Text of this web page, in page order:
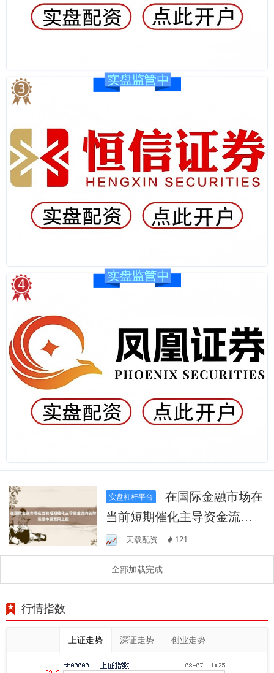
实盘杠杆平台
在国际金融市场在
当前短期催化主导资金流向
的阶段里中股票网上配
天载配资 121
全部加载完成
行情指数
上证走势 深证走势 创业走势